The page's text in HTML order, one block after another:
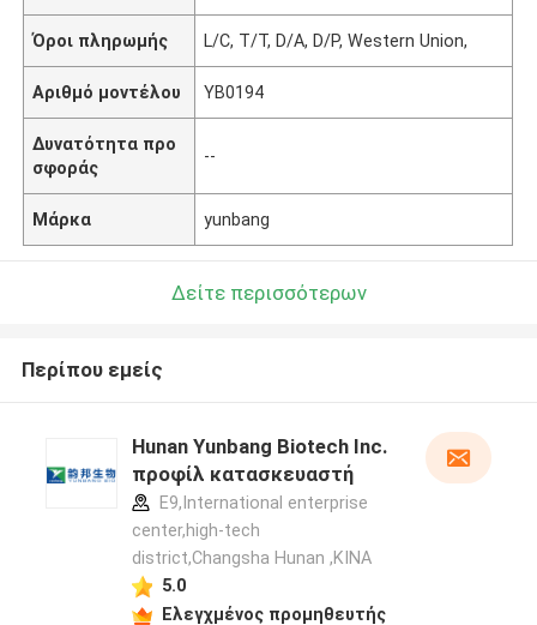
Όροι πληρωμής L/C, T/T, D/A, D/P, Western Union,
Αριθμό μοντέλου YB0194
Δυνατότητα προ
σφοράς
--
Μάρκα yunbang
Δείτε περισσότερων
Περίπου εμείς
Hunan Yunbang Biotech Inc.
προφίλ κατασκευαστή
E9,International enterprise
center,high-tech
district,Changsha Hunan ,ΚΙΝΑ
5.0
Ελεγχμένος προμηθευτής